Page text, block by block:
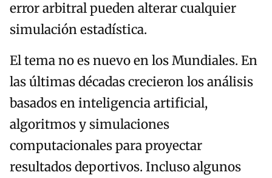
error arbitral pueden alterar cualquier
simulación estadística.
El tema no es nuevo en los Mundiales. En
las últimas décadas crecieron los análisis
basados en inteligencia artificial,
algoritmos y simulaciones
computacionales para proyectar
resultados deportivos. Incluso algunos